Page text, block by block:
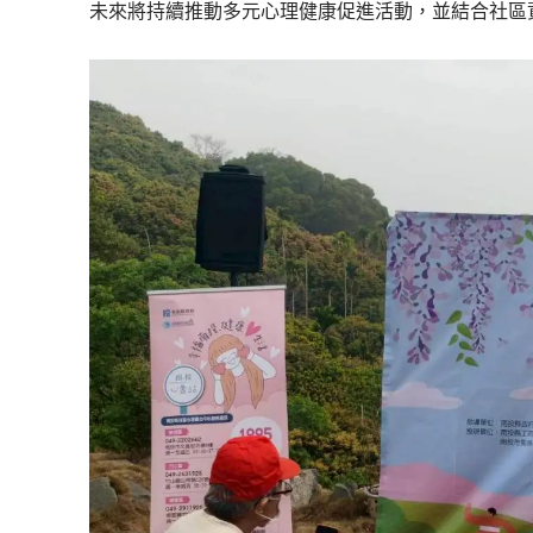
未來將持續推動多元心理健康促進活動，並結合社